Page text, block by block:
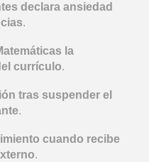
declara ansiedad
.
la
currículo.
tras suspender el
.
cuando recibe
.